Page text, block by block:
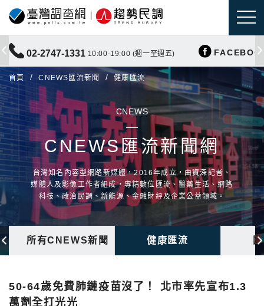
02-2747-1331 10:00-19:00 (週一至週五)
首頁 CNEWS匯流新聞 健康匯流
CNEWS
CNEWS匯流新聞網
台灣知名內容型網路新媒體，2016年成立，由資深記者、
媒體人及影像工作者組成，專精數位匯流、醫藥生活、網路
科技、政治民調、新能源、金融財經及企業公益領域。
所有CNEWS新聞 健康匯流
50-64歲免費肺鏈疫苗沒了！ 北市率先宣布1.3
萬劑全打光光